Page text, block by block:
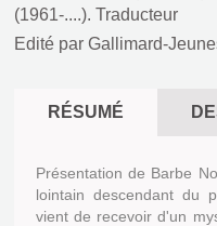
(1961-....). Traducteur
Edité par Gallimard-
RÉSUMÉ
Présentation de Barbe
lointain descendant du
vient de recevoir d'un